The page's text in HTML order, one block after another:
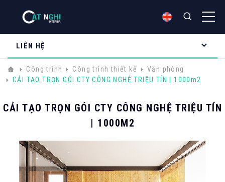
LIÊN HỆ
Công trình Công trình thiết kế
Văn phòng
CẢI TẠO TRỌN GÓI CTY CÔNG NGHỆ TRIỆU TÍN | 1000m2
CẢI TẠO TRỌN GÓI CTY CÔNG NGHỆ TRIỆU TÍN
| 1000M2